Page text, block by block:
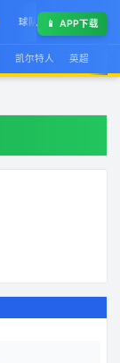
球队榜 球星集锦
📱 APP下载
凯尔特人 英超